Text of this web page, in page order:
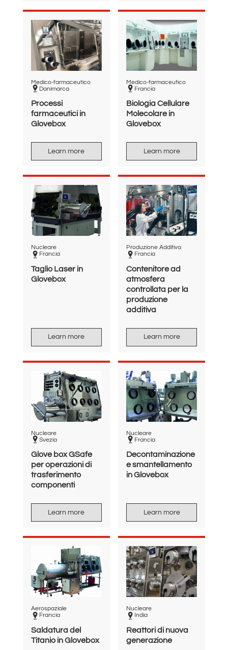
Medico-farmaceutico
Danimarca
Processi
farmaceutici in
Glovebox
Learn more
Medico-farmaceutico
Francia
Biologia Cellulare
Molecolare in
Glovebox
Learn more
Nucleare
Francia
Taglio Laser in
Glovebox
Learn more
Produzione Additiva
Francia
Contenitore ad
atmosfera
controllata per la
produzione
additiva
Learn more
Nucleare
Svezia
Glove box GSafe
per operazioni di
trasferimento
componenti
Learn more
Nucleare
Francia
Decontaminazione
e smantellamento
in Glovebox
Learn more
Aerospaziale
Francia
Saldatura del
Titanio in Glovebox
Nucleare
India
Reattori di nuova
generazione